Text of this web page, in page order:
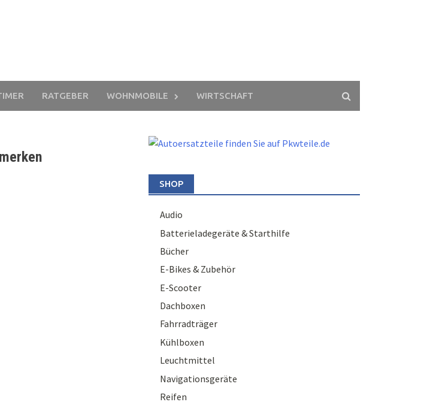
RATGEBER WOHNMOBILE WIRTSCHAFT
SHOP
Audio
Batterieladegeräte & Starthilfe
Bücher
E-Bikes & Zubehör
E-Scooter
Dachboxen
Fahrradträger
Kühlboxen
Leuchtmittel
Navigationsgeräte
Reifen